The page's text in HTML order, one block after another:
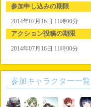
参加申し込みの期限
2014年07月16日 11時00分
アクション投稿の期限
2014年07月16日 11時00分
参加キャラクター一覧